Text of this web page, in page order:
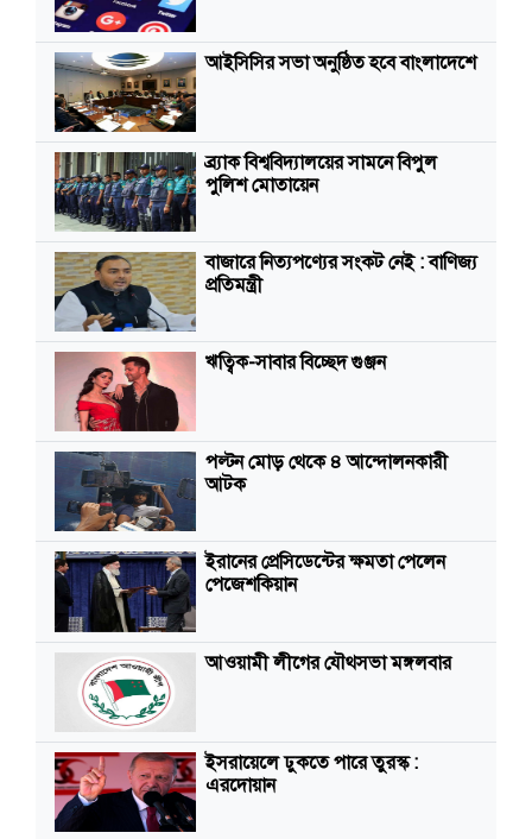
আইসিসির সভা অনুষ্ঠিত হবে বাংলাদেশে
ব্র্যাক বিশ্ববিদ্যালয়ের সামনে বিপুল
পুলিশ মোতায়েন
বাজারে নিত্যপণ্যের সংকট নেই : বাণিজ্য
প্রতিমন্ত্রী
ঋত্বিক-সাবার বিচ্ছেদ গুঞ্জন
পল্টন মোড় থেকে ৪ আন্দোলনকারী
আটক
ইরানের প্রেসিডেন্টের ক্ষমতা পেলেন
পেজেশকিয়ান
আওয়ামী লীগের যৌথসভা মঙ্গলবার
ইসরায়েলে ঢুকতে পারে তুরস্ক :
এরদোয়ান